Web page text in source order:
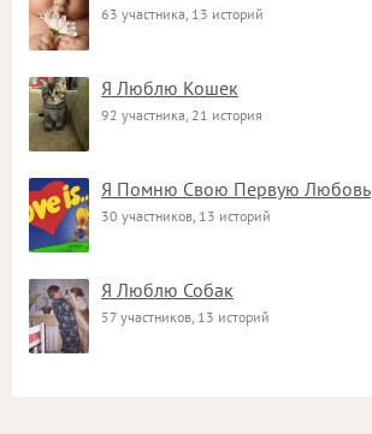
63 участника, 13 историй
Я Люблю Кошек
92 участника, 21 история
Я Помню Свою Первую Любовь
30 участников, 13 историй
Я Люблю Собак
57 участников, 13 историй